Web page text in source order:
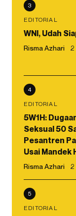
3
EDITORIAL
WNI, Udah
Risma Azhari 2
4
EDITORIAL
5W1H:
Seksual 50
Pesantren
Usai Mandek
Risma Azhari 2
5
EDITORIAL